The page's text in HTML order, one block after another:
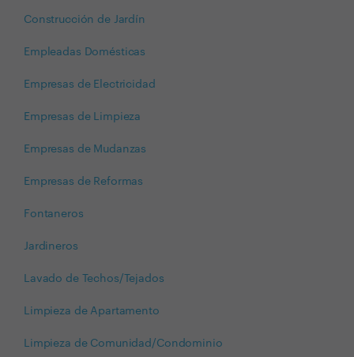
Construcción de Jardín
Empleadas Domésticas
Empresas de Electricidad
Empresas de Limpieza
Empresas de Mudanzas
Empresas de Reformas
Fontaneros
Jardineros
Lavado de Techos/Tejados
Limpieza de Apartamento
Limpieza de Comunidad/Condominio